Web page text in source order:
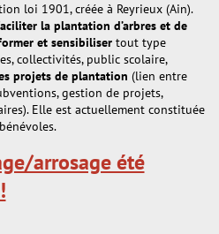
loi 1901, créée à Reyrieux (Ain).
la plantation d’arbres et de
et sensibiliser tout type
collectivités, public scolaire,
projets de plantation (lien entre
gestion de projets,
Elle est actuellement constituée
arrosage été